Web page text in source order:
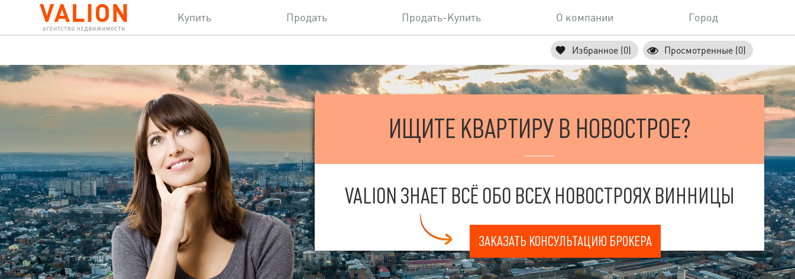
Купить Продать Продать-Купить О компании Город
Избранное (0) Просмотренные (0)
ИЩИТЕ КВАРТИРУ В НОВОСТРОЕ?
VALION ЗНАЕТ ВСЁ ОБО ВСЕХ НОВОСТРОЯХ ВИННИЦЫ
ЗАКАЗАТЬ КОНСУЛЬТАЦИЮ БРОКЕРА